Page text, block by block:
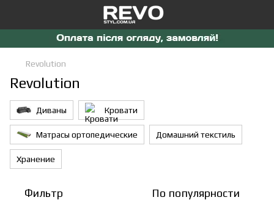
Revolution
Revolution
Диваны Кровати
Матрасы ортопедические Домашний текстиль
Хранение
Фильтр По популярности